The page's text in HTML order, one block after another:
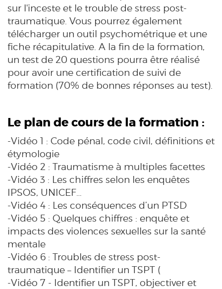
sur l'inceste et le trouble de stress post-
traumatique. Vous pourrez également
télécharger un outil psychométrique et une
fiche récapitulative. A la fin de la formation,
un test de 20 questions pourra être réalisé
pour avoir une certification de suivi de
formation (70% de bonnes réponses au test).
Le plan de cours de la formation :
-Vidéo 1 : Code pénal, code civil, définitions et
étymologie
-Vidéo 2 : Traumatisme à multiples facettes
-Vidéo 3 : Les chiffres selon les enquêtes
IPSOS, UNICEF…
-Vidéo 4 : Les conséquences d’un PTSD
-Vidéo 5 : Quelques chiffres : enquête et
impacts des violences sexuelles sur la santé
mentale
-Vidéo 6 : Troubles de stress post-
traumatique – Identifier un TSPT (
-Vidéo 7 - Identifier un TSPT, objectiver et